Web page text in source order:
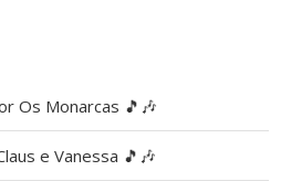
Os Monarcas 🎵🎶
e Vanessa 🎵🎶